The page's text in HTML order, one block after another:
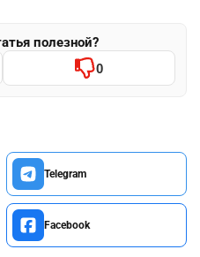
полезной?
0
Telegram
Facebook